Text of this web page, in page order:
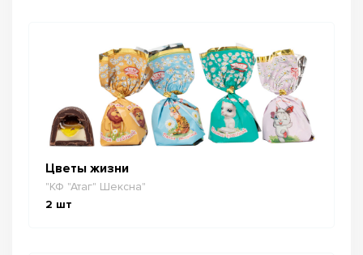
Цветы жизни
"КФ "Атаг" Шексна"
2 шт